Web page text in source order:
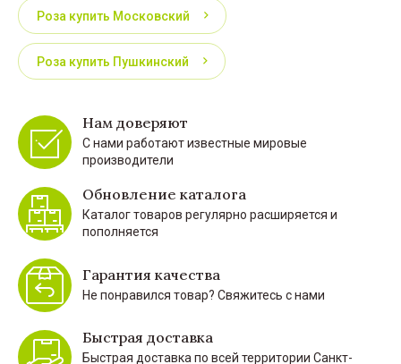
Роза купить Московский
Роза купить Пушкинский
Нам доверяют
С нами работают известные мировые
производители
Обновление каталога
Каталог товаров регулярно расширяется и
пополняется
Гарантия качества
Не понравился товар? Свяжитесь с нами
Быстрая доставка
Быстрая доставка по всей территории Санкт-